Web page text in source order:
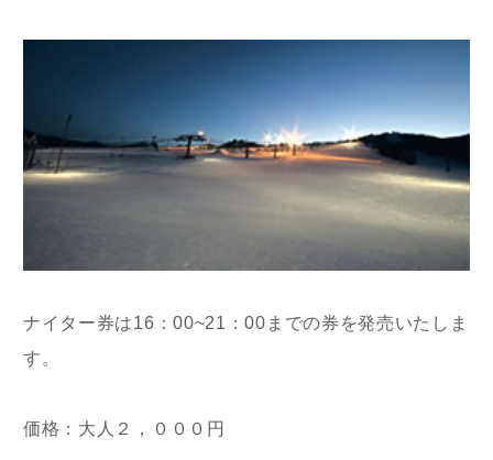
ナイター券は16：00~21：00までの券を発売いたしま
す。
価格：大人２，０００円